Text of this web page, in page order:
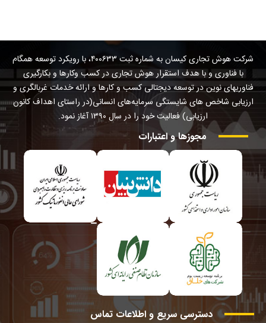
شرکت هوش تجاری کیسان به شماره ثبت ۴۰۰۶۳۳، با رویکرد توسعه همگام
با فناوری و با هدف استقرار هوش تجاری در کسب وکارها و بکارگیری
فناوریهای نوین در توسعه دیجتالی کسب و کارها و ارائه خدمات غربالگری و
ارزیابی شاخص های شایستگی سرمایه‌های انسانی(در راستای اهداف کانون
ارزیابی) فعالیت خود را در سال ۱۳۹۰ آغاز نمود.
مجوزها و اعتبارات
دسترسی سریع و اطلاعات تماس